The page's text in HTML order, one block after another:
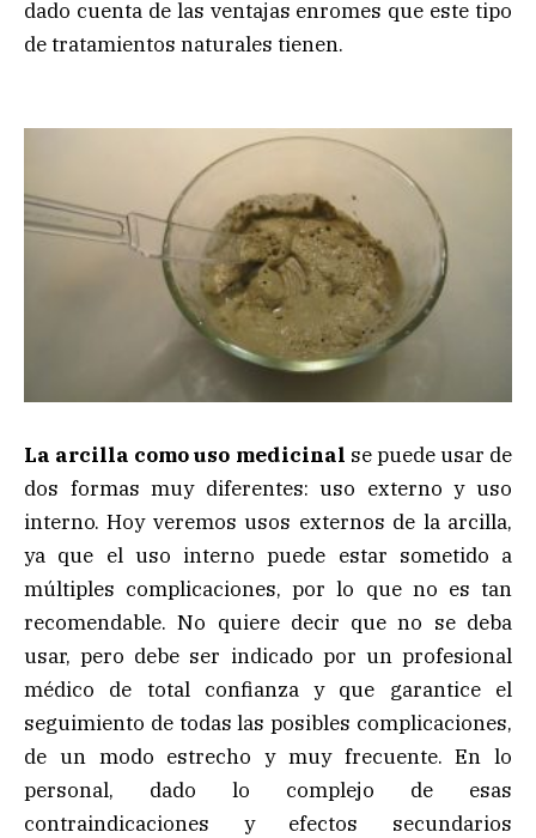
dado cuenta de las ventajas enromes que este tipo
de tratamientos naturales tienen.
La arcilla como uso medicinal se puede usar de
dos formas muy diferentes: uso externo y uso
interno. Hoy veremos usos externos de la arcilla,
ya que el uso interno puede estar sometido a
múltiples complicaciones, por lo que no es tan
recomendable. No quiere decir que no se deba
usar, pero debe ser indicado por un profesional
médico de total confianza y que garantice el
seguimiento de todas las posibles complicaciones,
de un modo estrecho y muy frecuente. En lo
personal, dado lo complejo de esas
contraindicaciones y efectos secundarios